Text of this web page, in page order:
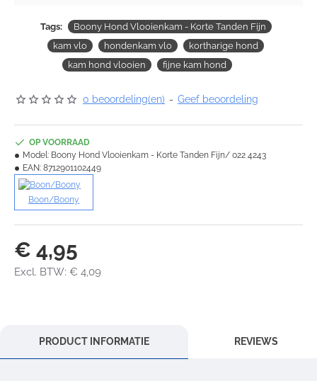
Tags:
Boony Hond Vlooienkam - Korte Tanden Fijn
kam vlo
hondenkam vlo
kortharige hond
kam hond vlooien
fijne kam hond
0 beoordeling(en) - Geef beoordeling
€ 4,95
Excl. BTW: € 4,09
OP VOORRAAD
Model: Boony Hond Vlooienkam - Korte Tanden Fijn/ 022 4243
EAN: 8712901102449
Boon/Boony
PRODUCT INFORMATIE REVIEWS